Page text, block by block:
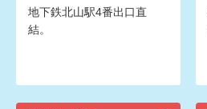
地下鉄北山駅4番出口直
結。